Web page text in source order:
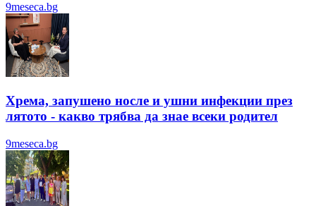
9meseca.bg
Хрема, запушено носле и ушни инфекции през
лятотo - какво трябва да знае всеки родител
9meseca.bg